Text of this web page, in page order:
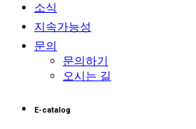
소식
지속가능성
문의
문의하기
오시는 길
E-catalog